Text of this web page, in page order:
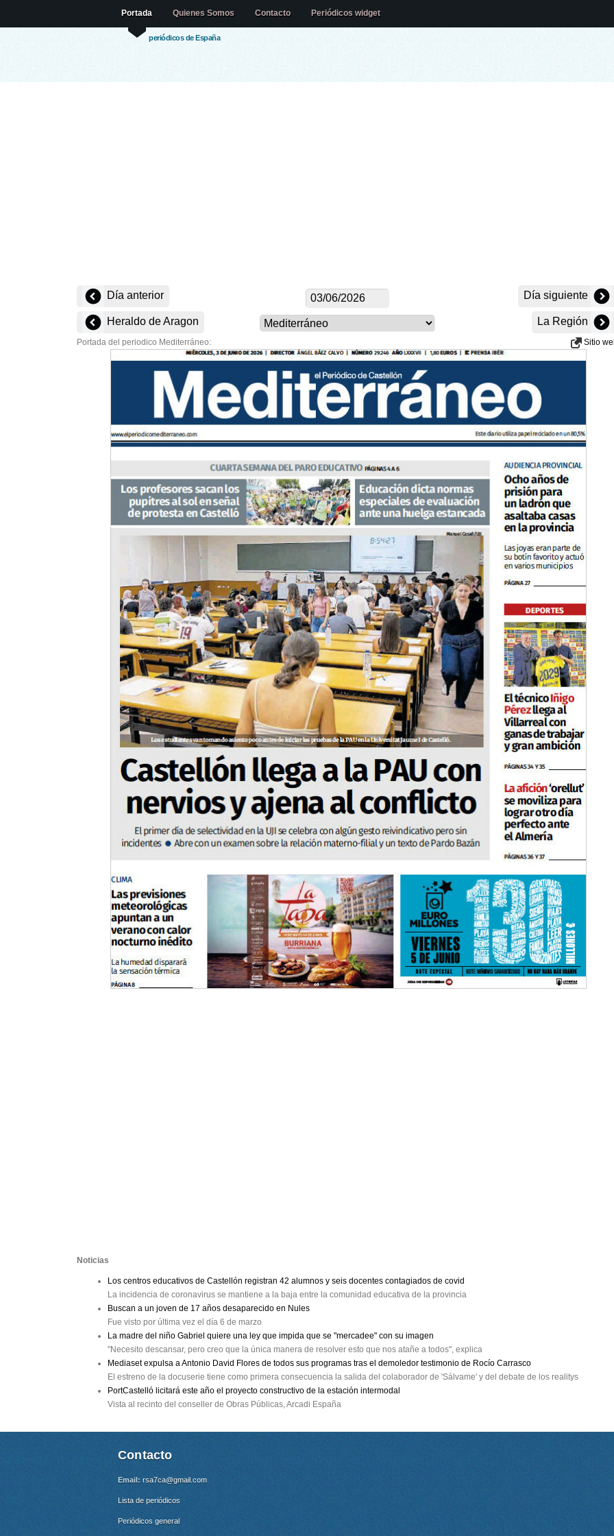
periódicos de España
Portada Quienes Somos Contacto Periódicos widget
Día anterior Día siguiente
Heraldo de Aragon La Región
Portada del periodico Mediterráneo: Sitio
Noticias
Los centros educativos de Castellón registran 42 alumnos y seis docentes contagiados de covid
La incidencia de coronavirus se mantiene a la baja entre la comunidad educativa de la provincia
Buscan a un joven de 17 años desaparecido en Nules
Fue visto por última vez el día 6 de marzo
La madre del niño Gabriel quiere una ley que impida que se "mercadee" con su imagen
"Necesito descansar, pero creo que la única manera de resolver esto que nos atañe a todos", explica
Mediaset expulsa a Antonio David Flores de todos sus programas tras el demoledor testimonio de Rocío Carrasco
El estreno de la docuserie tiene como primera consecuencia la salida del colaborador de 'Sálvame' y del debate de los realitys
PortCastelló licitará este año el proyecto constructivo de la estación intermodal
Vista al recinto del conseller de Obras Públicas, Arcadi España
Contacto
Email: rsa7ca@gmail.com
Lista de periódicos
Periódicos general